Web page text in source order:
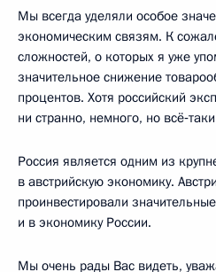
Мы всегда уделяли особое
экономическим связям. К
сложностей, о которых я уже
значительное снижение
процентов. Хотя российский
ни странно, немного, но
Россия является одним из
в австрийскую экономику.
проинвестировали
и в экономику России.
Мы очень рады Вас видеть,